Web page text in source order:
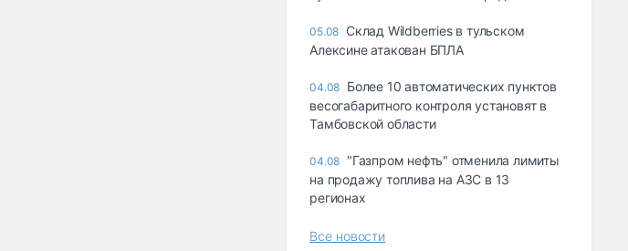
05.08 Склад Wildberries в тульском
Алексине атакован БПЛА
04.08 Более 10 автоматических пунктов
весогабаритного контроля установят в
Тамбовской области
04.08 "Газпром нефть" отменила лимиты
на продажу топлива на АЗС в 13
регионах
Все новости